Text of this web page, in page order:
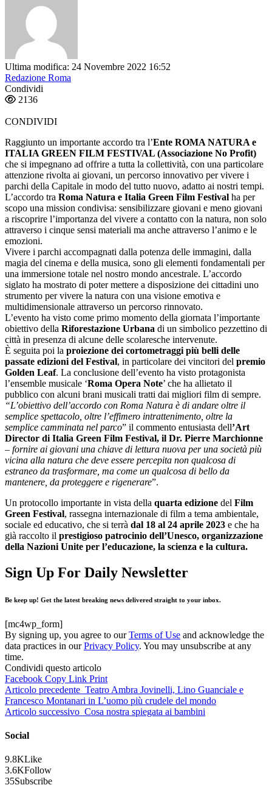
Ultima modifica: 24 Novembre 2022 16:52
Redazione Roma
Condividi
2136
CONDIVIDI
Raggiunto un importante accordo tra l’Ente ROMA NATURA e
ITALIA GREEN FILM FESTIVAL (Associazione No Profit)
che si impegnano ad offrire a tutta la collettività, con una particolare
attenzione rivolta ai giovani, un percorso innovativo per vivere i
parchi della Capitale in modo del tutto nuovo, adatto ai nostri tempi.
L’accordo tra Roma Natura e Italia Green Film Festival ha per
scopo una mission condivisa: sensibilizzare giovani e meno giovani
a riscoprire l’importanza del vivere a contatto con la natura, non solo
attraverso i cinque sensi materiali ma anche attraverso l’animo e le
emozioni.
Vivere i parchi accompagnati dalla potenza delle immagini, dalla
magia del cinema e della musica, sono gli elementi fondamentali per
una immersione totale nel nostro mondo ancestrale. L’accordo
siglato ha mostrato di poter mettere a disposizione dei cittadini uno
strumento per vivere la natura con una visione emotiva e
multidimensionale attraverso un percorso rinnovato.
L’evento ha visto come primo momento della giornata l’importante
obiettivo della Riforestazione Urbana di un simbolico pezzettino di
città in presenza di alcune delle scolaresche intervenute.
È seguita poi la proiezione dei cortometraggi più belli delle
passate edizioni del Festival, in particolare dei vincitori del premio
Golden Leaf. La conclusione dell’evento ha visto protagonista
l’ensemble musicale ‘Roma Opera Note’ che ha allietato il
pubblico con alcuni brani musicali tratti dai migliori film di sempre.
“L’obiettivo dell’accordo con Roma Natura è di andare oltre il
semplice spettacolo, oltre l’effimero intrattenimento, oltre la
semplice camminata nel parco” il commento entusiasta dell’Art
Director di Italia Green Film Festival, il Dr. Pierre Marchionne
– fornire ai giovani una chiave di lettura nuova per una società più
vicina alla natura che deve essere percepita non qualcosa di
estraneo da trasformare, ma come un qualcosa di bello da
mantenere, da proteggere e rigenerare”.
Un protocollo importante in vista della quarta edizione del Film
Green Festival, rassegna internazionale di film a tema ambientale,
sociale ed educativo, che si terrà dal 18 al 24 aprile 2023 e che ha
già raccolto il prestigioso patrocinio dell’Unesco, organizzazione
della Nazioni Unite per l’educazione, la scienza e la cultura.
Sign Up For Daily Newsletter
Be keep up! Get the latest breaking news delivered straight to your inbox.
[mc4wp_form]
By signing up, you agree to ourTerms of Use and acknowledge the
data practices in ourPrivacy Policy. You may unsubscribe at any
time.
Condividi questo articolo
Facebook Copy Link Print
Articolo precedente Teatro Ambra Jovinelli, Lino Guanciale e
Francesco Montanari in L’uomo più crudele del mondo
Articolo successivo Cosa nostra spiegata ai bambini
Social
9.8KLike
3.6KFollow
35Subscribe